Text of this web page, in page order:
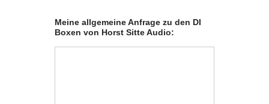
Meine allgemeine Anfrage zu den DI
Boxen von Horst Sitte Audio: